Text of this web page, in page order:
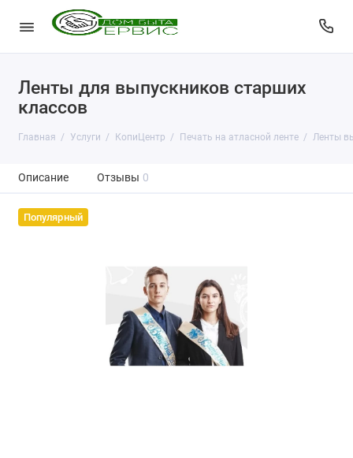
Ленты для выпускников старших
классов
Главная Услуги КопиЦентр Печать на атласной ленте Ленты
Описание Отзывы 0
Популярный